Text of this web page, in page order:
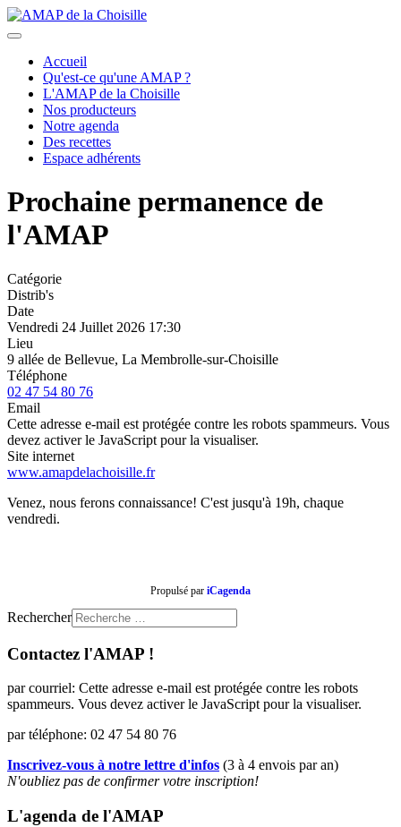
Accueil
Qu'est-ce qu'une AMAP ?
L'AMAP de la Choisille
Nos producteurs
Notre agenda
Des recettes
Espace adhérents
Prochaine permanence de
l'AMAP
Catégorie
Distrib's
Date
Vendredi 24 Juillet 2026 17:30
Lieu
9 allée de Bellevue, La Membrolle-sur-Choisille
Téléphone
02 47 54 80 76
Email
Cette adresse e-mail est protégée contre les robots spammeurs. Vous
devez activer le JavaScript pour la visualiser.
Site internet
www.amapdelachoisille.fr
Venez, nous ferons connaissance! C'est jusqu'à 19h, chaque
vendredi.
Propulsé par iCagenda
Rechercher
Contactez l'AMAP !
par courriel: Cette adresse e-mail est protégée contre les robots
spammeurs. Vous devez activer le JavaScript pour la visualiser.
par téléphone: 02 47 54 80 76
Inscrivez-vous à notre lettre d'infos (3 à 4 envois par an)
N'oubliez pas de confirmer votre inscription!
L'agenda de l'AMAP
précédent
suivant